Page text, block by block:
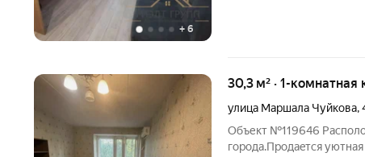
+ 6
30,3 м² · 1-
улица Маршала Чуйкова,
Объект №119646
города.Прoдaeтся